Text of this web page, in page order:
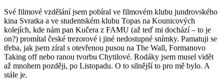
Své filmové vzdělání jsem pobíral ve filmovém klubu jundrovského
kina Svratka a ve studentském klubu Topas na Kounicových
kolejích, kde nám pan Kučera z FAMU (až teď mi dochází – to je
on?) promítal české trezorové i jiné nedostupné snímky. Pamatuji se
třeba, jak jsem zíral s otevřenou pusou na The Wall, Formanovo
Taking off nebo ranou tvorbu Chytilové. Rodáky jsem musel vidět
až mnohem později, po Listopadu. O to silnější to pro mě bylo. A
stále je.